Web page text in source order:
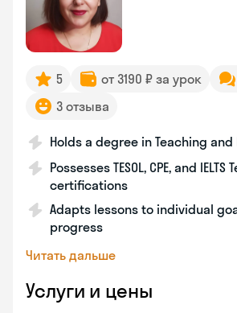
5 от 3190 ₽ за урок
3 отзыва
Holds a degree in Teaching
Possesses TESOL, CPE, and IELTS
certifications
Adapts lessons to individual
progress
Читать дальше
Услуги и цены